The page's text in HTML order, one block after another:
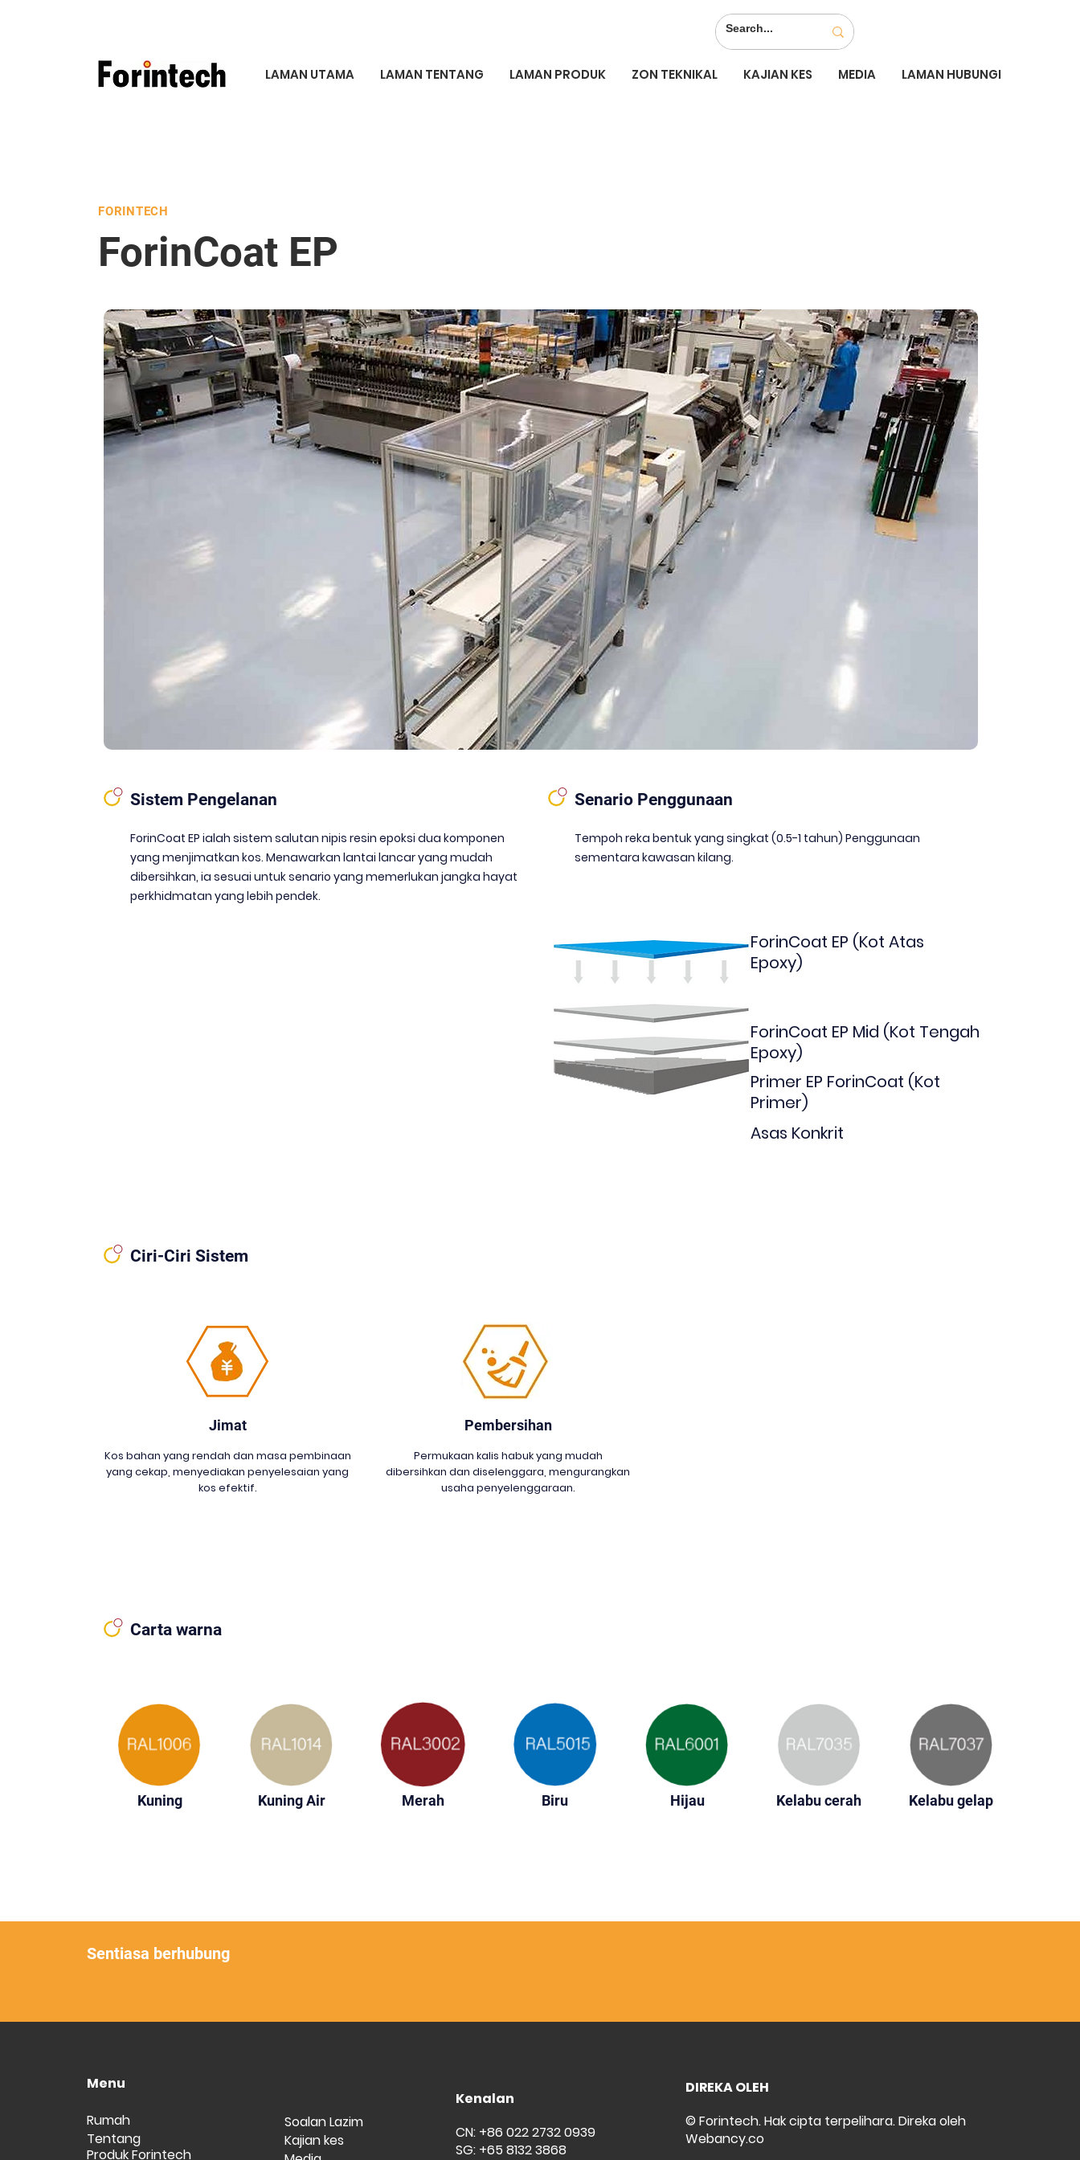
LAMAN UTAMA LAMAN TENTANG LAMAN PRODUK ZON TEKNIKAL KAJIAN KES MEDIA LAMAN HUBUNGI
FORINTECH
ForinCoat EP
Sistem Pengelanan
ForinCoat EP ialah sistem salutan nipis resin epoksi dua komponen
yang menjimatkan kos. Menawarkan lantai lancar yang mudah
dibersihkan, ia sesuai untuk senario yang memerlukan jangka hayat
perkhidmatan yang lebih pendek.
Senario Penggunaan
Tempoh reka bentuk yang singkat (0.5-1 tahun) Penggunaan
sementara kawasan kilang.
ForinCoat EP (Kot Atas
Epoxy)
ForinCoat EP Mid (Kot Tengah
Epoxy)
Primer EP ForinCoat (Kot
Primer)
Asas Konkrit
Ciri-Ciri Sistem
Jimat
Kos bahan yang rendah dan masa pembinaan
yang cekap, menyediakan penyelesaian yang
kos efektif.
Pembersihan
Permukaan kalis habuk yang mudah
dibersihkan dan diselenggara, mengurangkan
usaha penyelenggaraan.
Carta warna
Kuning Kuning Air Merah Biru Hijau Kelabu cerah Kelabu gelap
Sentiasa berhubung
Menu
Rumah
Tentang
Produk Forintech
Soalan Lazim
Kajian kes
Kenalan
CN: +86 022 2732 0939
SG: +65 8132 3868
DIREKA OLEH
© Forintech. Hak cipta terpelihara. Direka oleh
Webancy.co